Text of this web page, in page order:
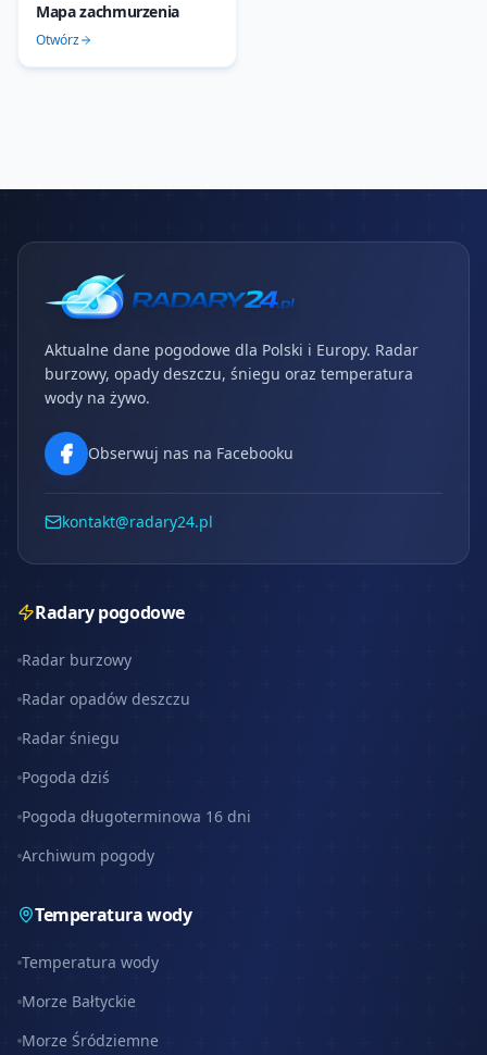
Mapa zachmurzenia
Otwórz
Aktualne dane pogodowe dla Polski i Europy. Radar
burzowy, opady deszczu, śniegu oraz temperatura
wody na żywo.
Obserwuj nas na Facebooku
kontakt@radary24.pl
Radary pogodowe
Radar burzowy
Radar opadów deszczu
Radar śniegu
Pogoda dziś
Pogoda długoterminowa 16 dni
Archiwum pogody
Temperatura wody
Temperatura wody
Morze Bałtyckie
Morze Śródziemne